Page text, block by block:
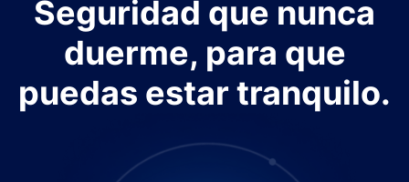
Seguridad que nunca
duerme, para que
puedas estar tranquilo.